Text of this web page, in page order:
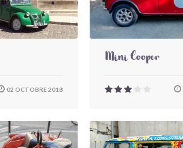
02 OCTOBRE 2018
Mini Cooper